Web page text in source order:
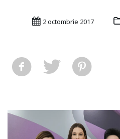
2 octombrie 2017